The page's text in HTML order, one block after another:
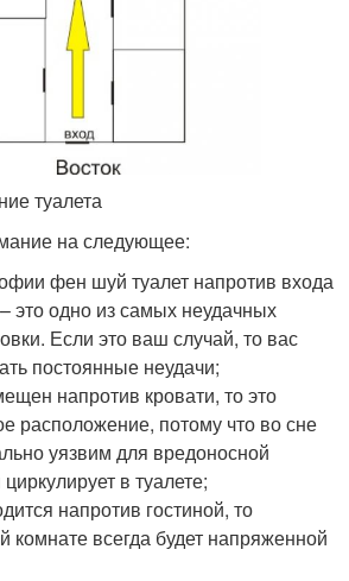
туалета
на следующее:
фен шуй туалет напротив входа
это одно из самых неудачных
Если это ваш случай, то вас
постоянные неудачи;
напротив кровати, то это
расположение, потому что во сне
уязвим для вредоносной
в туалете;
напротив гостиной, то
комнате всегда будет напряженной